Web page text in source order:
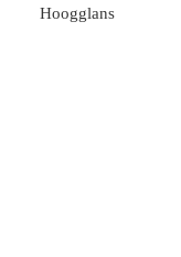
Hoogglans